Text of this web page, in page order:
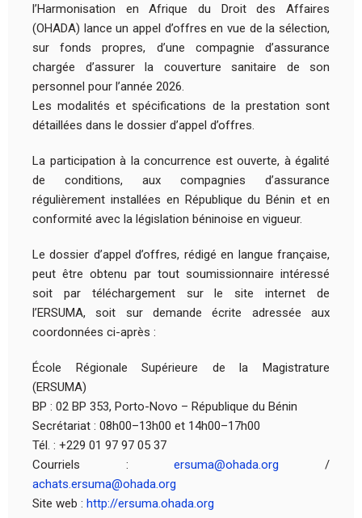
l’Harmonisation en Afrique du Droit des Affaires
(OHADA) lance un appel d’offres en vue de la sélection,
sur fonds propres, d’une compagnie d’assurance
chargée d’assurer la couverture sanitaire de son
personnel pour l’année 2026.
Les modalités et spécifications de la prestation sont
détaillées dans le dossier d’appel d’offres.
La participation à la concurrence est ouverte, à égalité
de conditions, aux compagnies d’assurance
régulièrement installées en République du Bénin et en
conformité avec la législation béninoise en vigueur.
Le dossier d’appel d’offres, rédigé en langue française,
peut être obtenu par tout soumissionnaire intéressé
soit par téléchargement sur le site internet de
l’ERSUMA, soit sur demande écrite adressée aux
coordonnées ci-après :
École Régionale Supérieure de la Magistrature
(ERSUMA)
BP : 02 BP 353, Porto-Novo – République du Bénin
Secrétariat : 08h00–13h00 et 14h00–17h00
Tél. : +229 01 97 97 05 37
Courriels :ersuma@ohada.org /
achats.ersuma@ohada.org
Site web : http://ersuma.ohada.org